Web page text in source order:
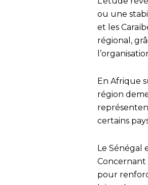
ou une
et les
régional,
En Afrique
région
certains
Le Sénégal
Concernant
pour